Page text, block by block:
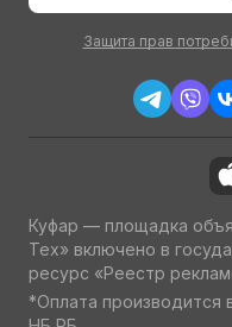
Защита прав
Куфар — площадка
Тех» включено в
ресурс «Реестр
*Оплата производится